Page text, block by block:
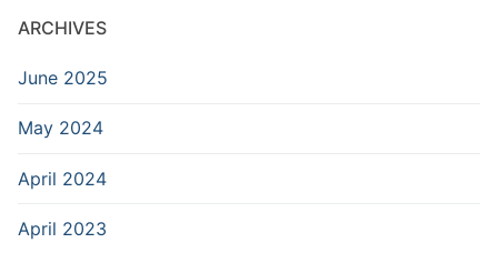
ARCHIVES
June 2025
May 2024
April 2024
April 2023